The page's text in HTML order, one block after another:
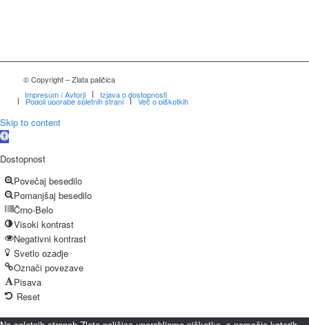
© Copyright – Zlata paličica
Impresum / Avtorji
Izjava o dostopnosti
Pogoji uporabe spletnih strani Več o piškotkih
Skip to content
Open
Dostopnost
Povečaj besedilo
Pomanjšaj besedilo
Črno-Belo
Visoki kontrast
Negativni kontrast
Svetlo ozadje
Označi povezave
Pisava
Reset